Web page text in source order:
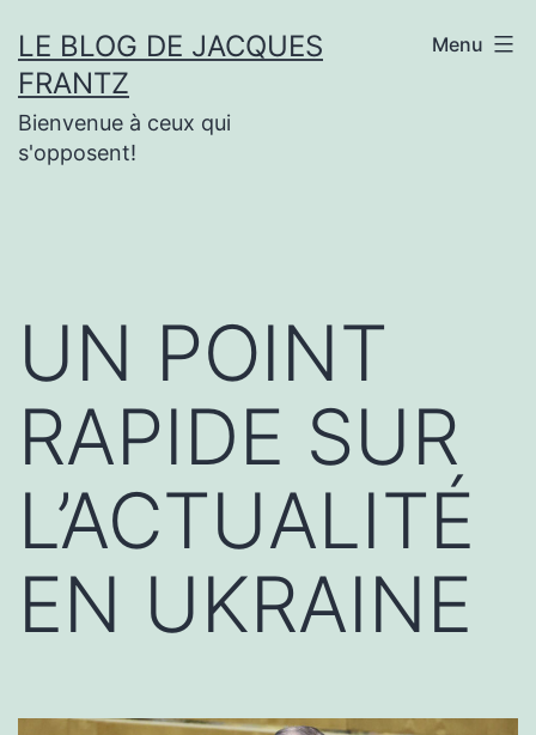
au
contenu
LE BLOG DE JACQUES
FRANTZ
Bienvenue à ceux qui
s'opposent!
Menu
UN POINT
RAPIDE SUR
L’ACTUALITÉ
EN UKRAINE